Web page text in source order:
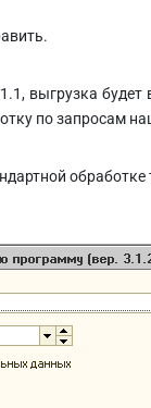
выгрузка
по запросам
обработке